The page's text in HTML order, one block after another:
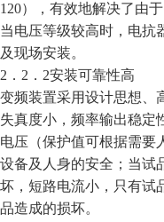
120），有效地解决了由
当电压等级较高时，电抗
及现场安装。
2．2．2安装可靠性高
变频装置采用设计思想、
失真度小，频率输出稳定
电压（保护值可根据需要
设备及人身的安全；当试
坏，短路电流小，只有试
品造成的损坏。